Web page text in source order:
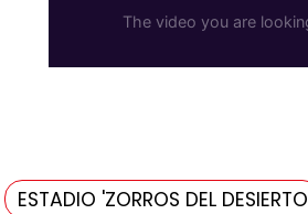
ESTADIO 'ZORROS DEL DESIERTO